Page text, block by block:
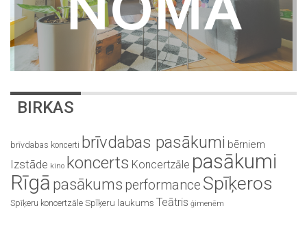
BIRKAS
brīvdabas koncerti brīvdabas pasākumi bērniem
Izstāde kino koncerts Koncertzāle pasākumi
Rīgā pasākums performance Spīķeros
Spīķeru koncertzāle Spīķeru laukums Teātris ģimenēm